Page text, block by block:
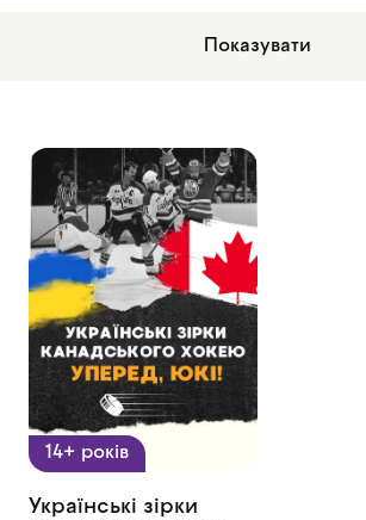
Показувати
14+ років
Українські зірки